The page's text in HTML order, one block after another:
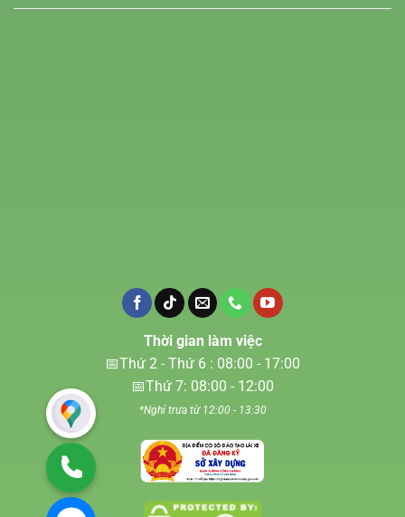
Thời gian làm việc
📅Thứ 2 - Thứ 6 : 08:00 - 17:00
📅Thứ 7: 08:00 - 12:00
*Nghỉ trưa từ 12:00 - 13:30